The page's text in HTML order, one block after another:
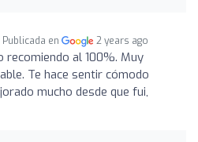
Publicada en 2 years ago
recomiendo al 100%. Muy
Te hace sentir cómodo
mucho desde que fui,